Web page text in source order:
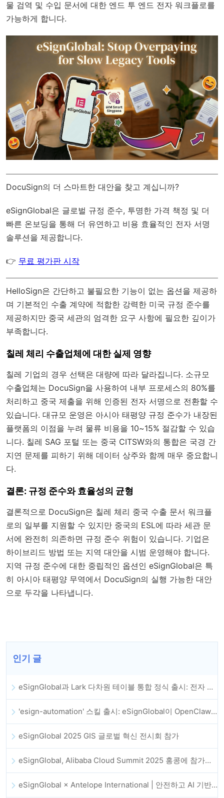
물 검역 및 수입 문서에 대한 엔드 투 엔드 전자 워크플로를
가능하게 합니다.
DocuSign의 더 스마트한 대안을 찾고 계십니까?
eSignGlobal은 글로벌 규정 준수, 투명한 가격 책정 및 더
빠른 온보딩을 통해 더 유연하고 비용 효율적인 전자 서명
솔루션을 제공합니다.
👉 무료 평가판 시작
HelloSign은 간단하고 불필요한 기능이 없는 옵션을 제공하
며 기본적인 수출 계약에 적합한 강력한 미국 규정 준수를
제공하지만 중국 세관의 엄격한 요구 사항에 필요한 깊이가
부족합니다.
칠레 체리 수출업체에 대한 실제 영향
칠레 기업의 경우 선택은 대량에 따라 달라집니다. 소규모
수출업체는 DocuSign을 사용하여 내부 프로세스의 80%를
처리하고 중국 제출을 위해 인증된 전자 서명으로 전환할 수
있습니다. 대규모 운영은 아시아 태평양 규정 준수가 내장된
플랫폼의 이점을 누려 물류 비용을 10~15% 절감할 수 있습
니다. 칠레 SAG 포털 또는 중국 CITSW와의 통합은 국경 간
지연 문제를 피하기 위해 데이터 상주와 함께 매우 중요합니
다.
결론: 규정 준수와 효율성의 균형
결론적으로 DocuSign은 칠레 체리 중국 수출 문서 워크플
로의 일부를 지원할 수 있지만 중국의 ESL에 따라 세관 문
서에 완전히 의존하면 규정 준수 위험이 있습니다. 기업은
하이브리드 방법 또는 지역 대안을 시범 운영해야 합니다.
지역 규정 준수에 대한 중립적인 옵션인 eSignGlobal은 특
히 아시아 태평양 무역에서 DocuSign의 실행 가능한 대안
으로 두각을 나타냅니다.
인기 글
eSignGlobal과 Lark 다차원 테이블 통합 정식 출시: 전자 계약 체결 및 보관 전체 자동화
'esign-automation' 스킬 출시: eSignGlobal이 OpenClaw에 자동 전자서명을 지원
eSignGlobal 2025 GIS 글로벌 혁신 전시회 참가
eSignGlobal, Alibaba Cloud Summit 2025 홍콩에 참가해 AI 기반 클라우드 혁신과 디지털 신뢰를 강화
eSignGlobal × Antelope International | 안전하고 AI 기반의 디지털 워크플로우 발전 추진